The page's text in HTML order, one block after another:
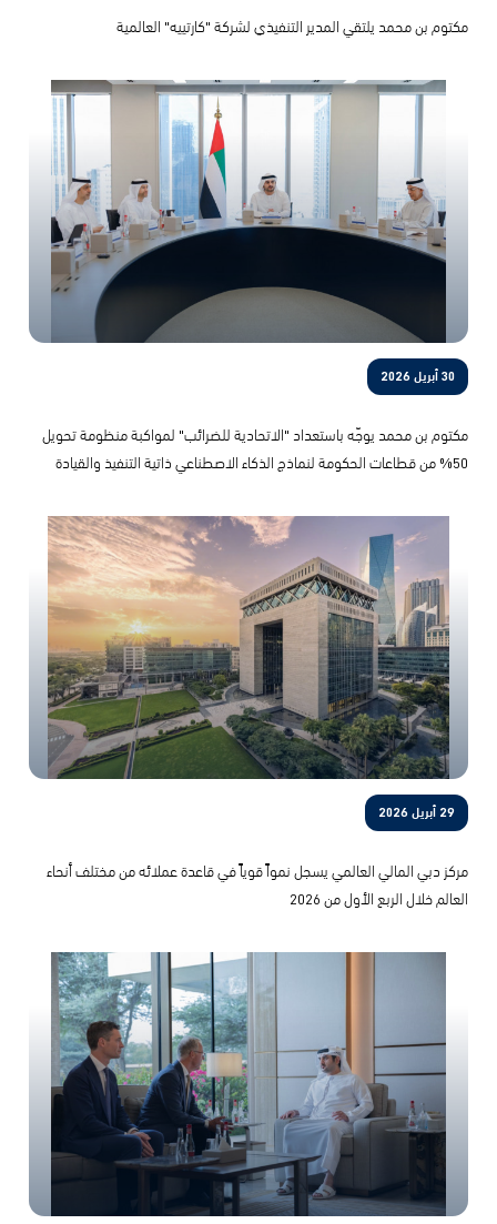
مكتوم بن محمد يلتقي المدير التنفيذي لشركة "كارتييه" العالمية
30 أبريل 2026
مكتوم بن محمد يوجّه باستعداد "الاتحادية للضرائب" لمواكبة منظومة تحويل
50% من قطاعات الحكومة لنماذج الذكاء الاصطناعي ذاتية التنفيذ والقيادة
29 أبريل 2026
مركز دبي المالي العالمي يسجل نمواً قوياً في قاعدة عملائه من مختلف أنحاء
العالم خلال الربع الأول من 2026